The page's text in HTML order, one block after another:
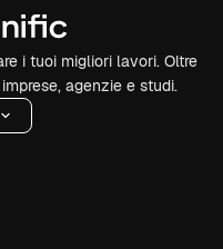
i tuoi migliori lavori. Oltre
agenzie e studi.